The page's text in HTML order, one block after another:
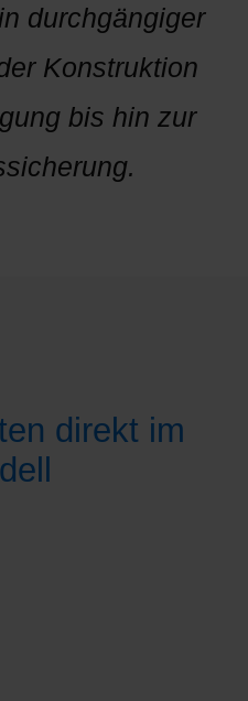
durchgängiger
Konstruktion
bis hin zur
direkt im